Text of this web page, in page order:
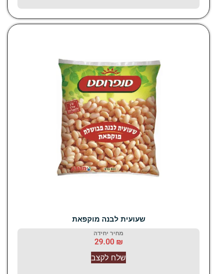
שעועית לבנה מוקפאת
מחיר יחידה
29.00
שלח לקצב